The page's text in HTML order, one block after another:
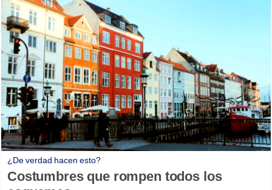
¿De verdad hacen esto?
Costumbres que rompen todos los